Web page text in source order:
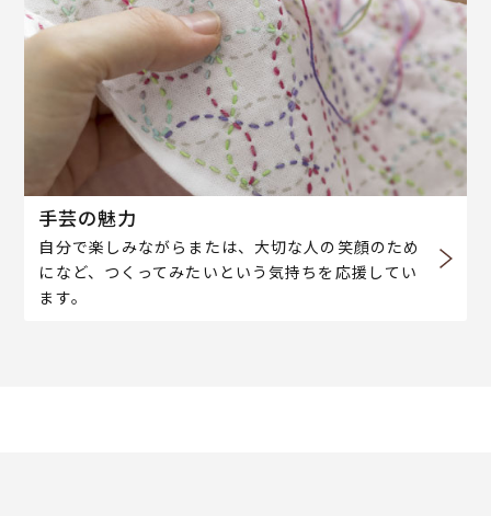
手芸の魅力
自分で楽しみながらまたは、大切な人の笑顔のため
になど、つくってみたいという気持ちを応援してい
ます。